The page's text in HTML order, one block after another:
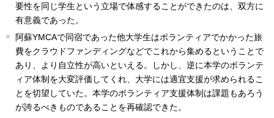
要性を同じ学生という立場で体感することができたのは、双方に
有意義であった。
阿蘇YMCAで同宿であった他大学生はボランティアでかかった旅
費をクラウドファンディングなどでこれから集めるということで
あり、より自立性が高いといえる。しかし、逆に本学のボランテ
ィア体制を大変評価してくれ、大学には適宜支援が求められるこ
とを切望していた。本学のボランティア支援体制は課題もあろう
が誇るべきものであることを再確認できた。